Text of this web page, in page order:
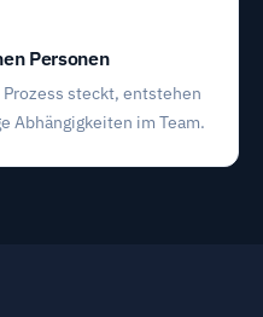
Personen
steckt, entstehen
Abhängigkeiten im Team.